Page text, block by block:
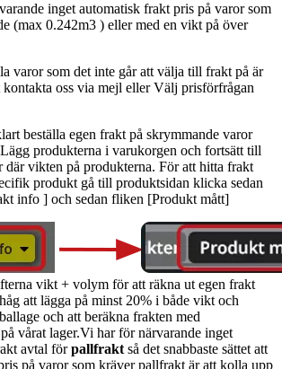
inget automatisk frakt pris på varor som
(max 0.242m3 ) eller med en vikt på över
varor som det inte går att välja till frakt på är
kontakta oss via mejl eller Välj prisförfrågan
beställa egen frakt på skrymmande varor
produkterna i varukorgen och fortsätt till
där vikten på produkterna. För att hitta frakt
produkt gå till produktsidan klicka sedan
info ] och sedan fliken [Produkt mått]
vikt + volym för att räkna ut egen frakt
att lägga på minst 20% i både vikt och
och att beräkna frakten med
vårat lager.Vi har för närvarande inget
avtal förpallfrakt så det snabbaste sättet att
på varor som kräver pallfrakt är att kolla upp